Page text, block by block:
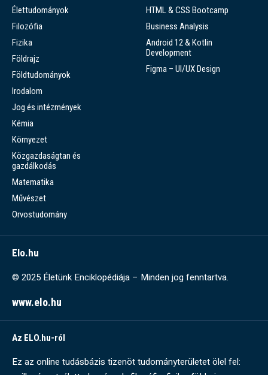
Élettudományok
Filozófia
Fizika
Földrajz
Földtudományok
Irodalom
Jog és intézmények
Kémia
Környezet
Közgazdaságtan és
gazdálkodás
Matematika
Művészet
Orvostudomány
HTML & CSS Bootcamp
Business Analysis
Android 12 & Kotlin
Development
Figma – UI/UX Design
Elo.hu
© 2025 Életünk Enciklopédiája – Minden jog fenntartva.
www.elo.hu
Az ELO.hu-ról
Ez az online tudásbázis tizenöt tudományterületet ölel fel: